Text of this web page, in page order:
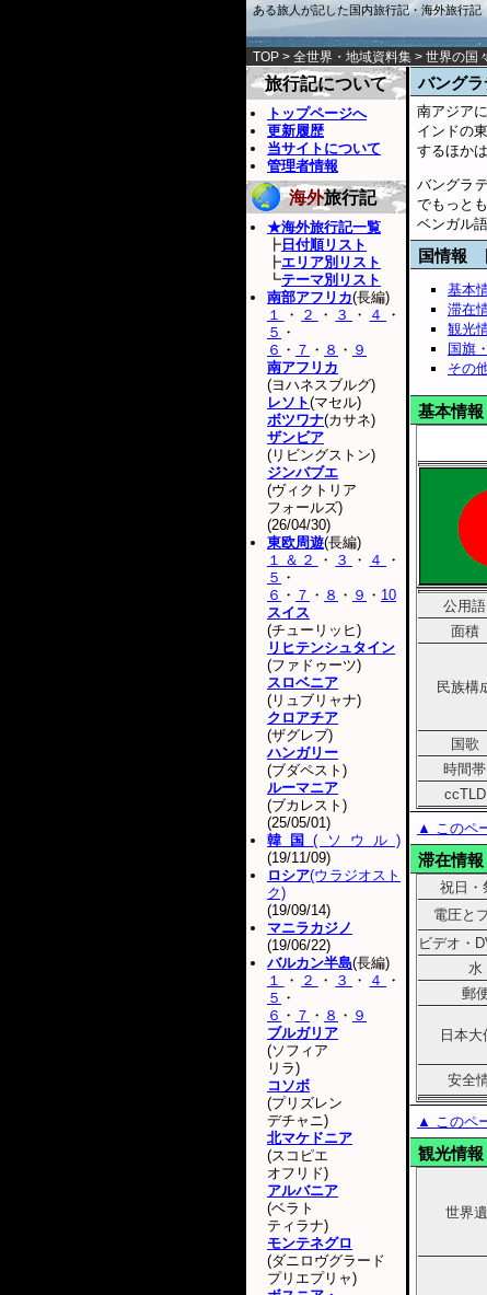
ある旅人が記した国内旅行記・海外旅行記
TOP > 全世界・地域資料集 > 世界の国
バングラ
南アジア
インドの
するほか
バングラ
でもっと
ベンガル
国情報
基本
滞在
観光
国旗
その
基本情報
公用語
面積
民族構
国歌
時間帯
ccTLD
▲ このペ
滞在情報
祝日・
電圧と
ビデオ・
水
郵
日本大
安全
▲ このペ
観光情報
世界
旅行記について
トップページへ
更新履歴
当サイトについて
管理者情報
海外旅行記
★海外旅行記一覧
┣ 日付順リスト
┣エリア別リスト
┗テーマ別リスト
南部アフリカ(長編)
１
・ ２ ・ ３ ・ ４
・
５ ・
６ ・ ７ ・ ８ ・ ９
南アフリカ
(ヨハネスブルグ)
レソト(マセル)
ボツワナ(カサネ)
ザンビア
(リビングストン)
ジンバブエ
(ヴィクトリア
フォールズ)
(26/04/30)
東欧周遊(長編)
１＆２
・ ３ ・ ４
・
５ ・
６ ・ ７ ・ ８ ・ ９ ・ 10
スイス
(チューリッヒ)
リヒテンシュタイン
(ファドゥーツ)
スロベニア
(リュブリャナ)
クロアチア
(ザグレブ)
ハンガリー
(ブダペスト)
ルーマニア
(ブカレスト)
(25/05/01)
韓国(ソウル)
(19/11/09)
ロシア(ウラジオスト
ク)
(19/09/14)
マニラカジノ
(19/06/22)
バルカン半島(長編)
１
・ ２ ・ ３ ・ ４
・
５ ・
６ ・ ７ ・ ８ ・ ９
ブルガリア
(ソフィア
リラ)
コソボ
(プリズレン
デチャニ)
北マケドニア
(スコピエ
オフリド)
アルバニア
(ベラト
ティラナ)
モンテネグロ
(ダニロヴグラード
プリエプリャ)